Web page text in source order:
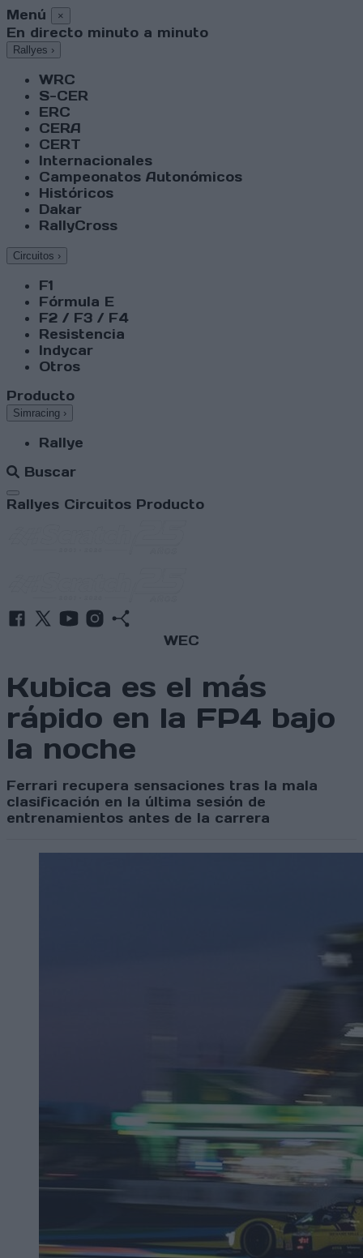
Menú ×
En directo minuto a minuto
Rallyes ›
WRC
S-CER
ERC
CERA
CERT
Internacionales
Campeonatos Autonómicos
Históricos
Dakar
RallyCross
Circuitos ›
F1
Fórmula E
F2 / F3 / F4
Resistencia
Indycar
Otros
Producto
Simracing ›
Rallye
Buscar
Abrir menú
Rallyes Circuitos Producto
WEC
Kubica es el más
rápido en la FP4 bajo
la noche
Ferrari recupera sensaciones tras la mala
clasificación en la última sesión de
entrenamientos antes de la carrera